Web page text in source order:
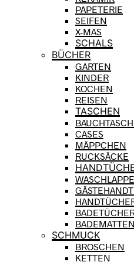
PAPETERIE
SEIFEN
X-MAS
SCHALS
BÜCHER
GARTEN
KINDER
KOCHEN
REISEN
TASCHEN
CASES
MÄPPCHEN
RUCKSÄCKE
BADEMATTEN
SCHMUCK
BROSCHEN
KETTEN